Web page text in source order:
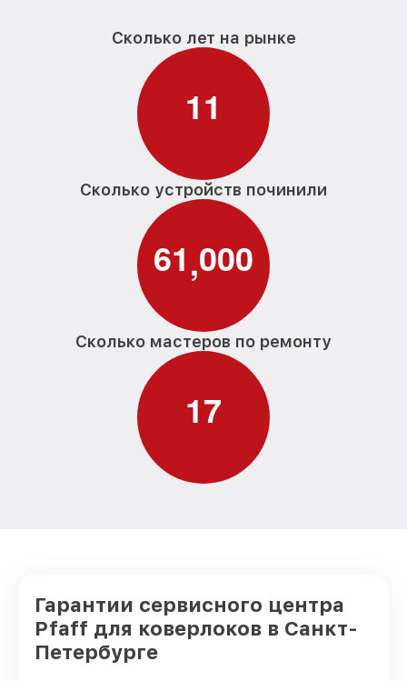
Сколько лет на рынке
11
Сколько устройств починили
61,000
Сколько мастеров по ремонту
17
Гарантии сервисного центра
Pfaff для коверлоков в Санкт-
Петербурге